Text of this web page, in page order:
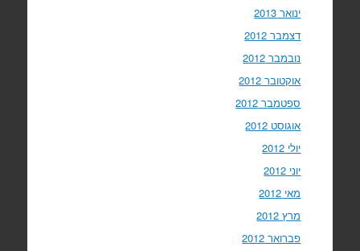
ינואר 2013
דצמבר 2012
נובמבר 2012
אוקטובר 2012
ספטמבר 2012
אוגוסט 2012
יולי 2012
יוני 2012
מאי 2012
מרץ 2012
פברואר 2012